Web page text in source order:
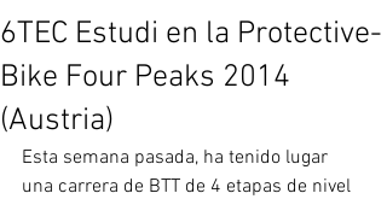
6TEC Estudi en la Protective-
Bike Four Peaks 2014
(Austria)
Esta semana pasada, ha tenido lugar
una carrera de BTT de 4 etapas de nivel